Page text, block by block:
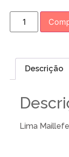
Descrição
Lima